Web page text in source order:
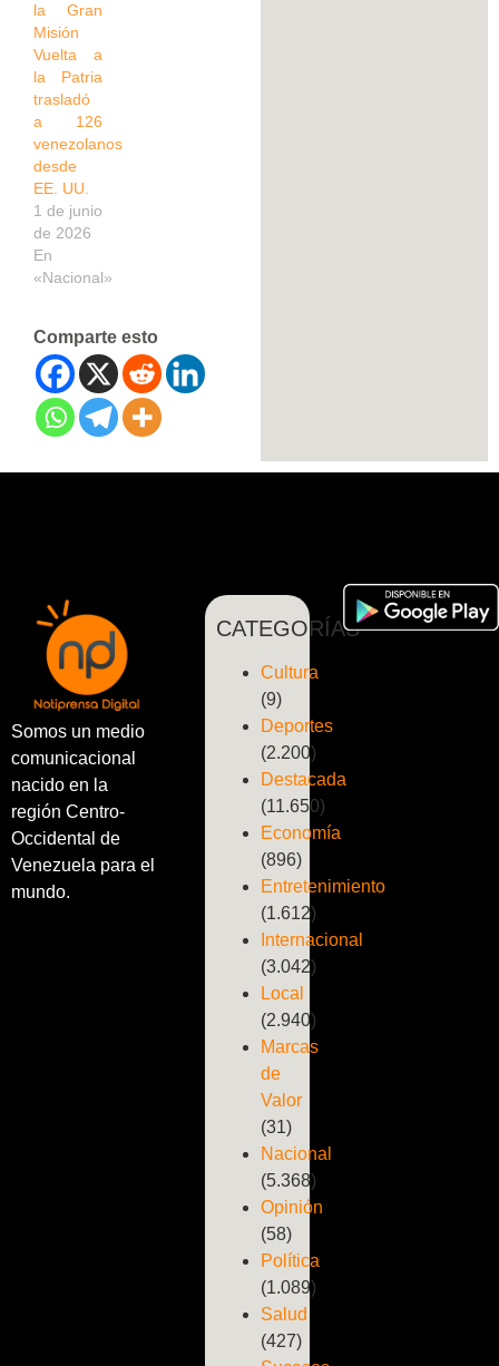
la Gran
Misión
Vuelta a
la Patria
trasladó
a 126
venezolanos
desde
EE. UU.
1 de junio
de 2026
En
«Nacional»
Comparte esto
Somos un medio
comunicacional
nacido en la
región Centro-
Occidental de
Venezuela para el
mundo.
CATEGORÍAS
Cultura
(9)
Deportes
(2.200)
Destacada
(11.650)
Economía
(896)
Entretenimiento
(1.612)
Internacional
(3.042)
Local
(2.940)
Marcas
de
Valor
(31)
Nacional
(5.368)
Opinión
(58)
Política
(1.089)
Salud
(427)